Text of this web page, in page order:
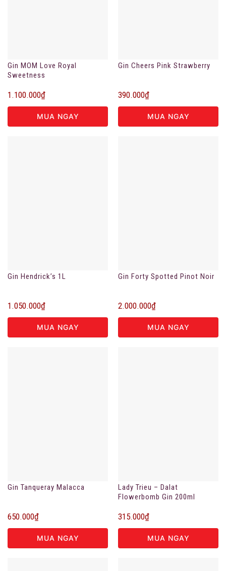
Gin MOM Love Royal
Sweetness
1.100.000₫
MUA NGAY
Gin Cheers Pink Strawberry
390.000₫
MUA NGAY
Gin Hendrick’s 1L
1.050.000₫
MUA NGAY
Gin Forty Spotted Pinot Noir
2.000.000₫
MUA NGAY
Gin Tanqueray Malacca
650.000₫
MUA NGAY
Lady Trieu – Dalat
Flowerbomb Gin 200ml
315.000₫
MUA NGAY